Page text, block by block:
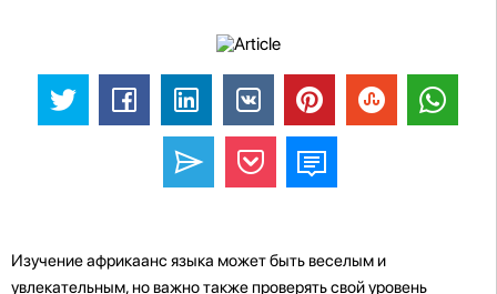
Изучение африкаанс языка может быть веселым и
увлекательным, но важно также проверять свой уровень